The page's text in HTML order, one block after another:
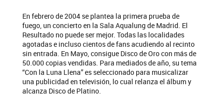
En febrero de 2004 se plantea la primera prueba de
fuego, un concierto en la Sala Aqualung de Madrid. El
Resultado no puede ser mejor. Todas las localidades
agotadas e incluso cientos de fans acudiendo al recinto
sin entrada. En Mayo, consigue Disco de Oro con más de
50.000 copias vendidas. Para mediados de año, su tema
“Con la Luna Llena” es seleccionado para musicalizar
una publicidad en televisión, lo cual relanza el álbum y
alcanza Disco de Platino.